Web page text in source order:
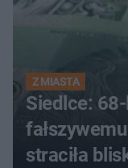
Z MIASTA
Siedlce:
straciła